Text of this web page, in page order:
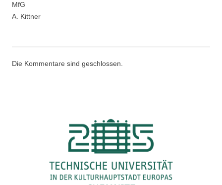
MfG
A. Kittner
Die Kommentare sind geschlossen.